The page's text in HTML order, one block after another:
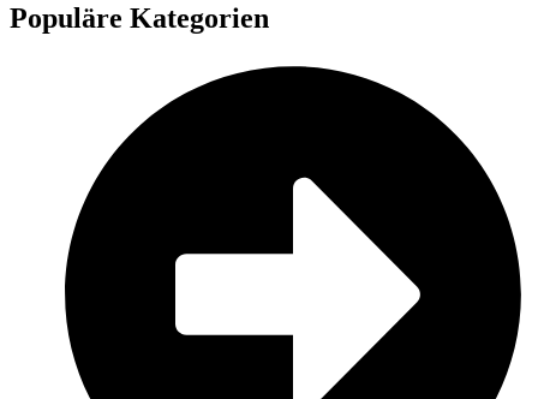
Populäre Kategorien